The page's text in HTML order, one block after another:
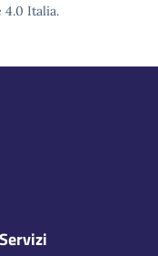
4.0 Italia.